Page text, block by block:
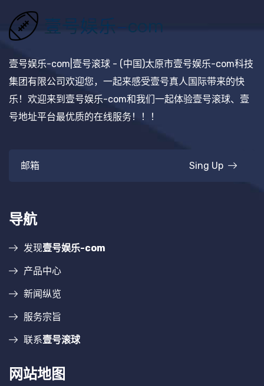
壹号娱乐-com|壹号滚球 - (中国)太原市壹号娱乐-com科技
集团有限公司欢迎您，一起来感受壹号真人国际带来的快
乐！欢迎来到壹号娱乐-com和我们一起体验壹号滚球、壹
号地址平台最优质的在线服务！！！
Sing Up
导航
发现壹号娱乐-com
产品中心
新闻纵览
服务宗旨
联系壹号滚球
网站地图